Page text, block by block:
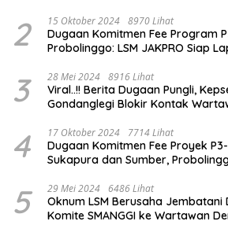
2 15 Oktober 2024 8970 Lihat
Dugaan Komitmen Fee Program
Probolinggo: LSM JAKPRO Siap
3 28 Mei 2024 8916 Lihat
Viral..!! Berita Dugaan Pungli,
Gondanglegi Blokir Kontak
4 17 Oktober 2024 7714 Lihat
Dugaan Komitmen Fee Proyek
Sukapura dan Sumber,
5 29 Mei 2024 6486 Lihat
Oknum LSM Berusaha Jembatani
Komite SMANGGI ke Wartawan